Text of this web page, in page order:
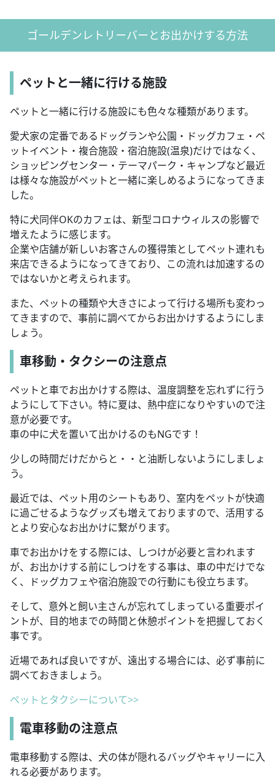
ゴールデンレトリーバーとお出かけする方法
ペットと一緒に行ける施設
ペットと一緒に行ける施設にも色々な種類があります。
愛犬家の定番であるドッグランや公園・ドッグカフェ・ペ
ットイベント・複合施設・宿泊施設(温泉)だけではなく、
ショッピングセンター・テーマパーク・キャンプなど最近
は様々な施設がペットと一緒に楽しめるようになってきま
した。
特に犬同伴OKのカフェは、新型コロナウィルスの影響で
増えたように感じます。
企業や店舗が新しいお客さんの獲得策としてペット連れも
来店できるようになってきており、この流れは加速するの
ではないかと考えられます。
また、ペットの種類や大きさによって行ける場所も変わっ
てきますので、事前に調べてからお出かけするようにしま
しょう。
車移動・タクシーの注意点
ペットと車でお出かけする際は、温度調整を忘れずに行う
ようにして下さい。特に夏は、熱中症になりやすいので注
意が必要です。
車の中に犬を置いて出かけるのもNGです！
少しの時間だけだからと・・と油断しないようにしましょ
う。
最近では、ペット用のシートもあり、室内をペットが快適
に過ごせるようなグッズも増えておりますので、活用する
とより安心なお出かけに繋がります。
車でお出かけをする際には、しつけが必要と言われます
が、お出かけする前にしつけをする事は、車の中だけでな
く、ドッグカフェや宿泊施設での行動にも役立ちます。
そして、意外と飼い主さんが忘れてしまっている重要ポイ
ントが、目的地までの時間と休憩ポイントを把握しておく
事です。
近場であれば良いですが、遠出する場合には、必ず事前に
調べておきましょう。
ペットとタクシーについて>>
電車移動の注意点
電車移動する際は、犬の体が隠れるバッグやキャリーに入
れる必要があります。